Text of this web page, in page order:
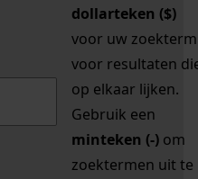
dollarteken ($)
voor uw zoekterm
voor resultaten
op elkaar lijken.
Gebruik een
minteken (-) om
zoektermen uit te